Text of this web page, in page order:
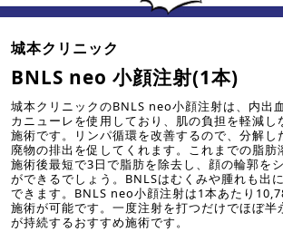
城本クリニック
BNLS neo 小顔注射(1本)
城本クリニックのBNLS neo小顔注射は、内出
カニューレを使用しており、肌の負担を軽減し
施術です。リンパ循環を改善するので、分解し
廃物の排出を促してくれます。これまでの脂肪
施術後最短で3日で脂肪を除去し、顔の輪郭を
ができるでしょう。BNLSはむくみや腫れも出
できます。BNLS neo小顔注射は1本あたり
施術が可能です。一度注射を打つだけでほぼ半
が持続するおすすめ施術です。